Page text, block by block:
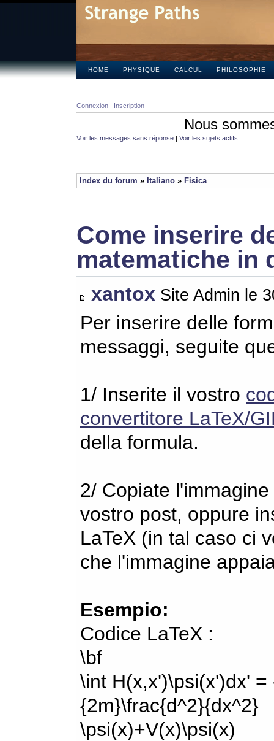
HOME PHYSIQUE CALCUL PHILOSOPHIE
Connexion Inscription
Nous
Voir les messages sans réponse | Voir les sujets actifs
Index du forum » Italiano » Fisica
Come inserire
matematiche in
xantox Site Admin le
Per inserire delle
messaggi, seguite
1/ Inserite il vostro
convertitore LaTeX/
della formula.
2/ Copiate
vostro post, oppure
LaTeX (in tal caso ci
che l'immagine
Esempio:
Codice LaTeX :
\bf
\int H(x,x')\psi(x')dx'
{2m}\frac{d^2}{dx^2}
\psi(x)+V(x)\psi(x)